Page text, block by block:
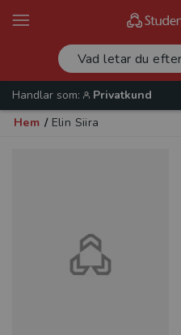
Handlar som:
Privatkund
Hem / Elin Siira